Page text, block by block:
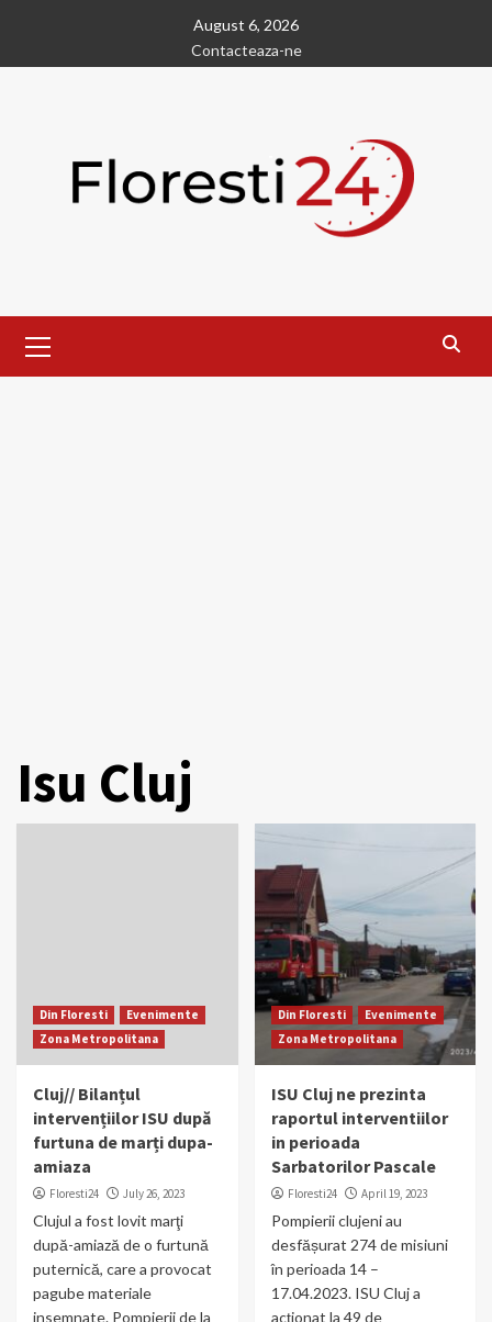
content
August 6, 2026
Contacteaza-ne
Menu
Isu Cluj
Din Floresti
Evenimente
Zona Metropolitana
Cluj// Bilanțul
intervențiilor ISU după
furtuna de marți dupa-
amiaza
Floresti24 July 26, 2023
Clujul a fost lovit marţi
după-amiază de o furtună
puternică, care a provocat
pagube materiale
insemnate. Pompierii de la
Din Floresti
Evenimente
Zona Metropolitana
ISU Cluj ne prezinta
raportul interventiilor
in perioada
Sarbatorilor Pascale
Floresti24 April 19, 2023
Pompierii clujeni au
desfășurat 274 de misiuni
în perioada 14 –
17.04.2023. ISU Cluj a
acționat la 49 de